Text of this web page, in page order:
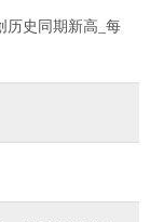
历史同期新高_每